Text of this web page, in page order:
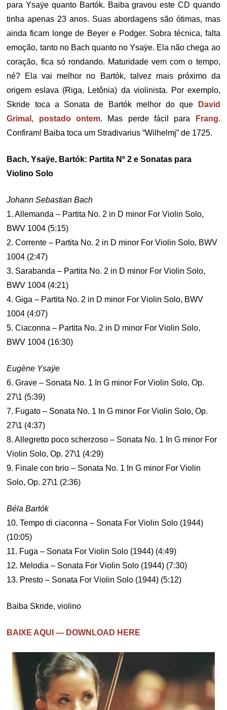
para Ysaÿe quanto Bartók. Baiba gravou este CD quando
tinha apenas 23 anos. Suas abordagens são ótimas, mas
ainda ficam longe de Beyer e Podger. Sobra técnica, falta
emoção, tanto no Bach quanto no Ysaÿe. Ela não chega ao
coração, fica só rondando. Maturidade vem com o tempo,
né? Ela vai melhor no Bartók, talvez mais próximo da
origem eslava (Riga, Letônia) da violinista. Por exemplo,
Skride toca a Sonata de Bartók melhor do que
David
Grimal, postado ontem. Mas perde fácil para Frang.
Confiram! Baiba toca um Stradivarius “Wilhelmj” de 1725.
Bach, Ysaÿe, Bartók: Partita Nº 2 e Sonatas para
Violino Solo
Johann Sebastian Bach
1. Allemanda – Partita No. 2 in D minor For Violin Solo,
BWV 1004 (5:15)
2. Corrente – Partita No. 2 in D minor For Violin Solo, BWV
1004 (2:47)
3. Sarabanda – Partita No. 2 in D minor For Violin Solo,
BWV 1004 (4:21)
4. Giga – Partita No. 2 in D minor For Violin Solo, BWV
1004 (4:07)
5. Ciaconna – Partita No. 2 in D minor For Violin Solo,
BWV 1004 (16:30)
Eugène Ysaÿe
6. Grave – Sonata No. 1 In G minor For Violin Solo, Op.
27\1 (5:39)
7. Fugato – Sonata No. 1 In G minor For Violin Solo, Op.
27\1 (4:37)
8. Allegretto poco scherzoso – Sonata No. 1 In G minor For
Violin Solo, Op. 27\1 (4:29)
9. Finale con brio – Sonata No. 1 In G minor For Violin
Solo, Op. 27\1 (2:36)
Béla Bartók
10. Tempo di ciaconna – Sonata For Violin Solo (1944)
(10:05)
11. Fuga – Sonata For Violin Solo (1944) (4:49)
12. Melodia – Sonata For Violin Solo (1944) (7:30)
13. Presto – Sonata For Violin Solo (1944) (5:12)
Baiba Skride, violino
BAIXE AQUI — DOWNLOAD HERE